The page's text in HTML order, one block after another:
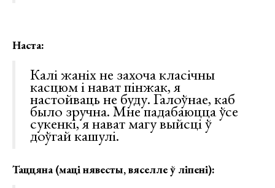
Наста:
Калі жаніх не захоча класічны
касцюм і нават пінжак, я
настойваць не буду. Галоўнае, каб
было зручна. Мне падабаюцца ўсе
сукенкі, я нават магу выйсці ў
доўгай кашулі.
Таццяна (маці нявесты, вяселле ў ліпені):